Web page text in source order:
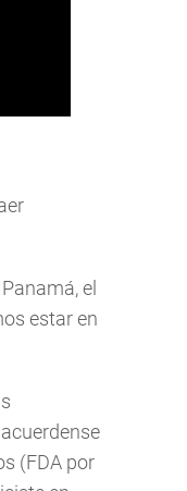
el
estar en
(FDA por